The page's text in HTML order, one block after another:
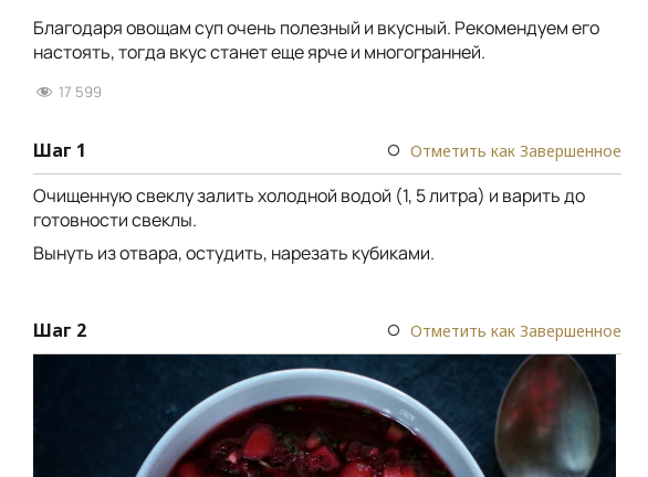
Благодаря овощам суп очень полезный и вкусный. Рекомендуем его
настоять, тогда вкус станет еще ярче и многогранней.
17 599
Шаг 1 Отметить как Завершенное
Очищенную свеклу залить холодной водой (1, 5 литра) и варить до
готовности свеклы.
Вынуть из отвара, остудить, нарезать кубиками.
Шаг 2 Отметить как Завершенное